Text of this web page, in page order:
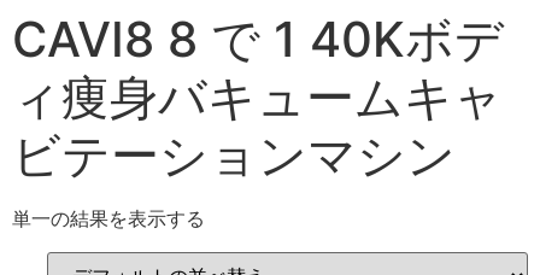
CAVI8 8 で 1 40Kボデ
ィ痩身バキュームキャ
ビテーションマシン
単一の結果を表示する